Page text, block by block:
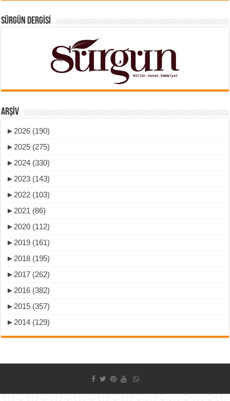
SÜRGÜN DERGISI
ARŞIV
►2026 (190)
►2025 (275)
►2024 (330)
►2023 (143)
►2022 (103)
►2021 (86)
►2020 (112)
►2019 (161)
►2018 (195)
►2017 (262)
►2016 (382)
►2015 (357)
►2014 (129)